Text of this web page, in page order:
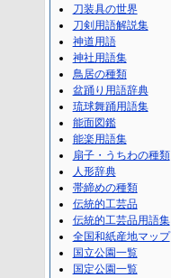
刀装具の世界
刀剣用語解説集
神道用語
神社用語集
鳥居の種類
盆踊り用語辞典
琉球舞踊用語集
能面図鑑
能楽用語集
扇子・うちわの種類
人形辞典
帯締めの種類
伝統的工芸品
伝統的工芸品用語集
全国和紙産地マップ
国立公園一覧
国定公園一覧